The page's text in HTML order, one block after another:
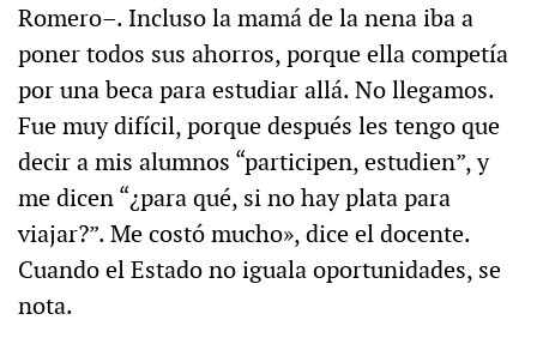
Romero–. Incluso la mamá de la nena iba a
poner todos sus ahorros, porque ella competía
por una beca para estudiar allá. No llegamos.
Fue muy difícil, porque después les tengo que
decir a mis alumnos “participen, estudien”, y
me dicen “¿para qué, si no hay plata para
viajar?”. Me costó mucho», dice el docente.
Cuando el Estado no iguala oportunidades, se
nota.